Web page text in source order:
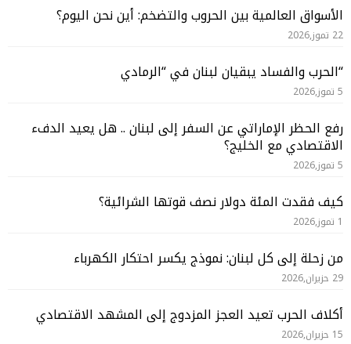
الأسواق العالمية بين الحروب والتضخم: أين نحن اليوم؟
22 تموز,2026
“الحرب والفساد يبقيان لبنان في “الرمادي
5 تموز,2026
رفع الحظر الإماراتي عن السفر إلى لبنان .. هل يعيد الدفء
الاقتصادي مع الخليج؟
5 تموز,2026
كيف فقدت المئة دولار نصف قوتها الشرائية؟
1 تموز,2026
من زحلة إلى كل لبنان: نموذج يكسر احتكار الكهرباء
29 حزيران,2026
أكلاف الحرب تعيد العجز المزدوج إلى المشهد الاقتصادي
15 حزيران,2026